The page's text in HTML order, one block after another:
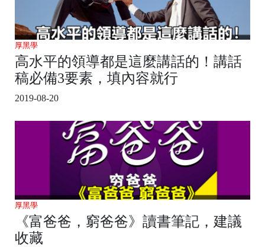
厚黑學
高水平的領導都是這麼講話的！講話
稿必備3要素，填內容就行
2019-08-20
厚黑學
《富爸爸，窮爸爸》讀書筆記，建議
收藏